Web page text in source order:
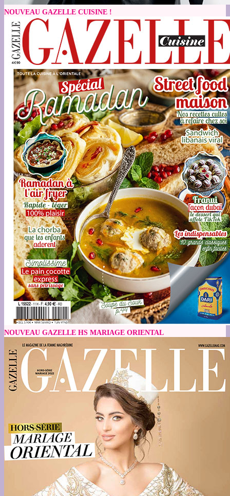
NOUVEAU GAZELLE CUISINE !
NOUVEAU GAZELLE HS MARIAGE ORIENTAL